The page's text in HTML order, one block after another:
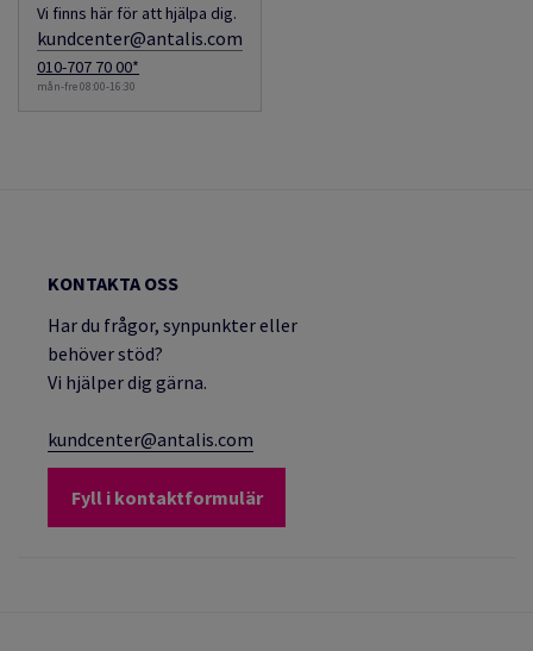
Vi finns här för att hjälpa dig.
kundcenter@antalis.com
010-707 70 00*
mån-fre 08:00-16:30
KONTAKTA OSS
Har du frågor, synpunkter eller
behöver stöd?
Vi hjälper dig gärna.
kundcenter@antalis.com
Fyll i kontaktformulär